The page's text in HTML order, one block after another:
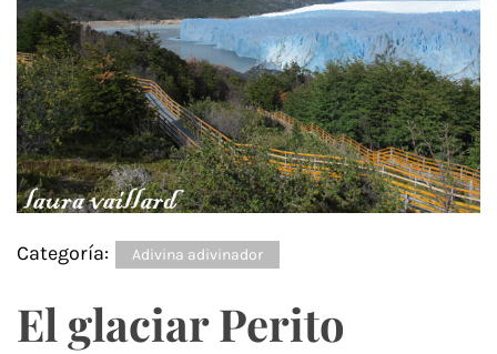
Categoría: Adivina adivinador
El glaciar Perito